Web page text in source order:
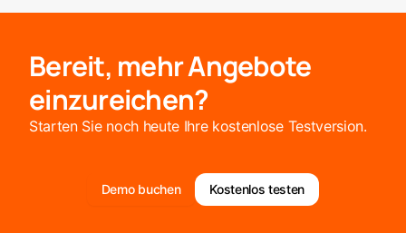
Bereit, mehr Angebote
einzureichen?
Starten Sie noch heute Ihre kostenlose Testversion.
Demo buchen Kostenlos testen